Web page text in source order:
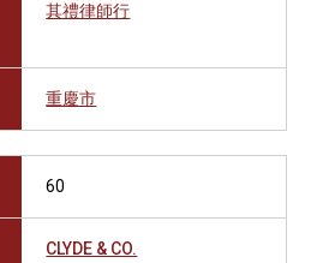
其禮律師行
重慶市
60
CLYDE & CO.